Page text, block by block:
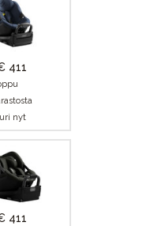
411
nyt
411